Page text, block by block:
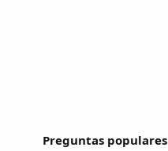
Preguntas populares